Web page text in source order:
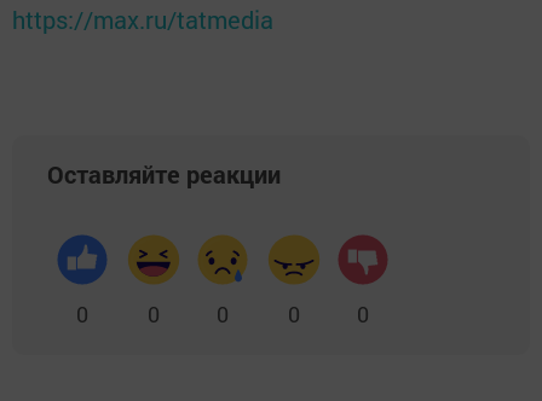
https://max.ru/tatmedia
Оставляйте реакции
0 0 0 0 0